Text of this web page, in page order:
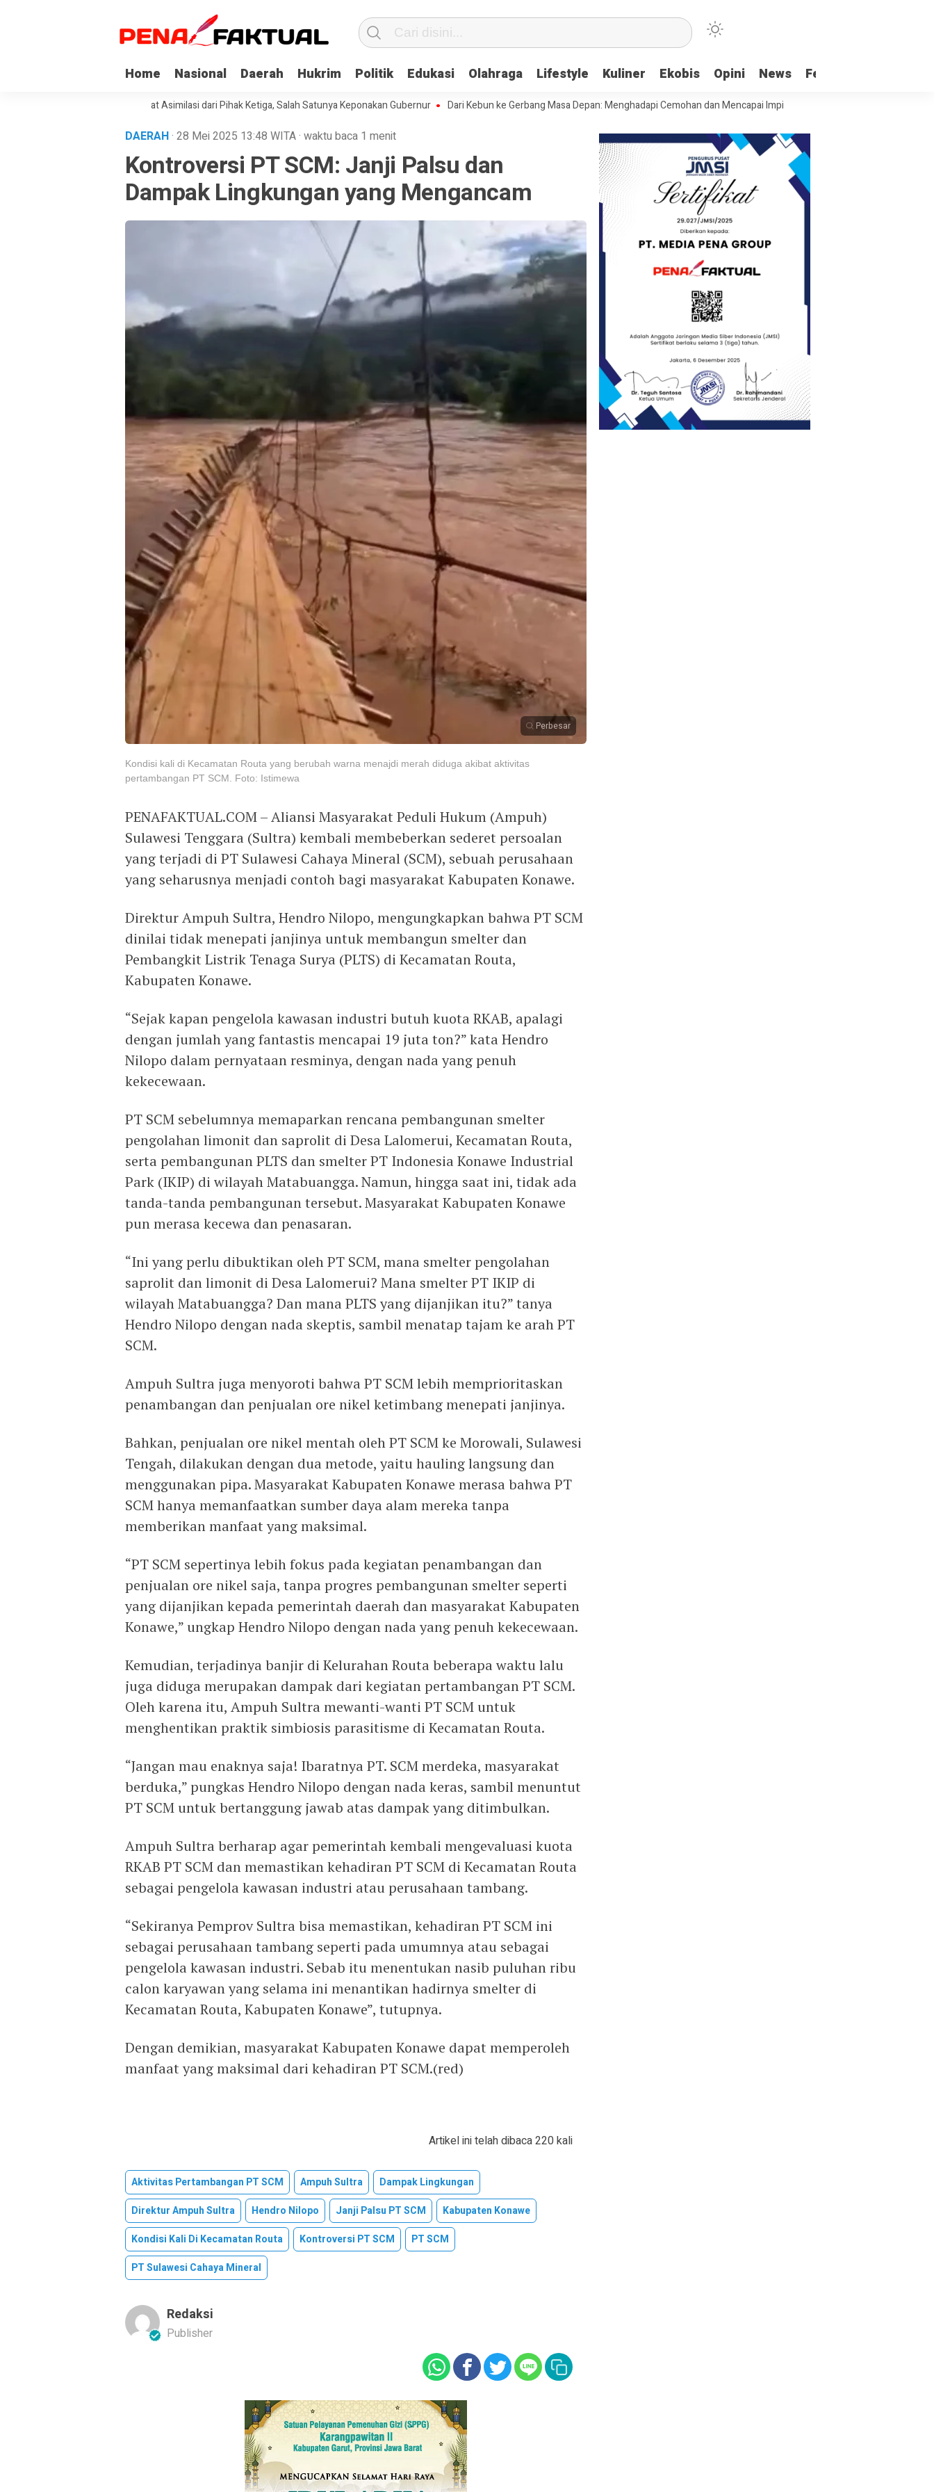
Home Nasional Daerah Hukrim Politik Edukasi Olahraga Lifestyle Kuliner Ekobis Opini News Feature
Korupsi di Sultra Dapat Asimilasi dari Pihak Ketiga, Salah Satunya Keponakan Gubernur Dari Kebun ke Gerbang Masa Depan: Menghadapi Cemohan dan Mencapai Impian Ridwan Bae: PT SCM dan
DAERAH· 28 Mei 2025 13:48 WITA· waktu baca 1 menit
Kontroversi PT SCM: Janji Palsu dan
Dampak Lingkungan yang Mengancam
Perbesar
Kondisi kali di Kecamatan Routa yang berubah warna menajdi merah diduga akibat aktivitas
pertambangan PT SCM. Foto: Istimewa
PENAFAKTUAL.COM – Aliansi Masyarakat Peduli Hukum (Ampuh)
Sulawesi Tenggara (Sultra) kembali membeberkan sederet persoalan
yang terjadi di PT Sulawesi Cahaya Mineral (SCM), sebuah perusahaan
yang seharusnya menjadi contoh bagi masyarakat Kabupaten Konawe.
Direktur Ampuh Sultra, Hendro Nilopo, mengungkapkan bahwa PT SCM
dinilai tidak menepati janjinya untuk membangun smelter dan
Pembangkit Listrik Tenaga Surya (PLTS) di Kecamatan Routa,
Kabupaten Konawe.
“Sejak kapan pengelola kawasan industri butuh kuota RKAB, apalagi
dengan jumlah yang fantastis mencapai 19 juta ton?” kata Hendro
Nilopo dalam pernyataan resminya, dengan nada yang penuh
kekecewaan.
PT SCM sebelumnya memaparkan rencana pembangunan smelter
pengolahan limonit dan saprolit di Desa Lalomerui, Kecamatan Routa,
serta pembangunan PLTS dan smelter PT Indonesia Konawe Industrial
Park (IKIP) di wilayah Matabuangga. Namun, hingga saat ini, tidak ada
tanda-tanda pembangunan tersebut. Masyarakat Kabupaten Konawe
pun merasa kecewa dan penasaran.
“Ini yang perlu dibuktikan oleh PT SCM, mana smelter pengolahan
saprolit dan limonit di Desa Lalomerui? Mana smelter PT IKIP di
wilayah Matabuangga? Dan mana PLTS yang dijanjikan itu?” tanya
Hendro Nilopo dengan nada skeptis, sambil menatap tajam ke arah PT
SCM.
Ampuh Sultra juga menyoroti bahwa PT SCM lebih memprioritaskan
penambangan dan penjualan ore nikel ketimbang menepati janjinya.
Bahkan, penjualan ore nikel mentah oleh PT SCM ke Morowali, Sulawesi
Tengah, dilakukan dengan dua metode, yaitu hauling langsung dan
menggunakan pipa. Masyarakat Kabupaten Konawe merasa bahwa PT
SCM hanya memanfaatkan sumber daya alam mereka tanpa
memberikan manfaat yang maksimal.
“PT SCM sepertinya lebih fokus pada kegiatan penambangan dan
penjualan ore nikel saja, tanpa progres pembangunan smelter seperti
yang dijanjikan kepada pemerintah daerah dan masyarakat Kabupaten
Konawe,” ungkap Hendro Nilopo dengan nada yang penuh kekecewaan.
Kemudian, terjadinya banjir di Kelurahan Routa beberapa waktu lalu
juga diduga merupakan dampak dari kegiatan pertambangan PT SCM.
Oleh karena itu, Ampuh Sultra mewanti-wanti PT SCM untuk
menghentikan praktik simbiosis parasitisme di Kecamatan Routa.
“Jangan mau enaknya saja! Ibaratnya PT. SCM merdeka, masyarakat
berduka,” pungkas Hendro Nilopo dengan nada keras, sambil menuntut
PT SCM untuk bertanggung jawab atas dampak yang ditimbulkan.
Ampuh Sultra berharap agar pemerintah kembali mengevaluasi kuota
RKAB PT SCM dan memastikan kehadiran PT SCM di Kecamatan Routa
sebagai pengelola kawasan industri atau perusahaan tambang.
“Sekiranya Pemprov Sultra bisa memastikan, kehadiran PT SCM ini
sebagai perusahaan tambang seperti pada umumnya atau sebagai
pengelola kawasan industri. Sebab itu menentukan nasib puluhan ribu
calon karyawan yang selama ini menantikan hadirnya smelter di
Kecamatan Routa, Kabupaten Konawe”, tutupnya.
Dengan demikian, masyarakat Kabupaten Konawe dapat memperoleh
manfaat yang maksimal dari kehadiran PT SCM.(red)
Artikel ini telah dibaca 220 kali
Aktivitas Pertambangan PT SCM Ampuh Sultra
Dampak Lingkungan
Direktur Ampuh Sultra
Hendro Nilopo Janji Palsu PT SCM
Kabupaten Konawe
Kondisi Kali Di Kecamatan Routa
Kontroversi PT SCM
PT SCM
PT Sulawesi Cahaya Mineral
Redaksi
Publisher